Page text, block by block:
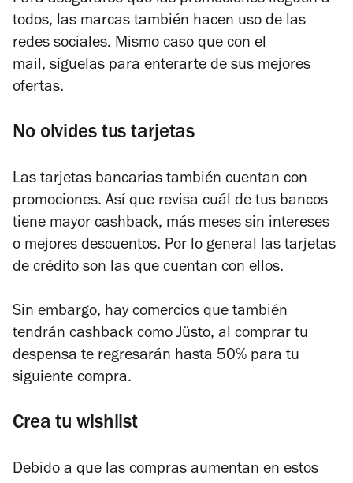
todos, las marcas también hacen uso de las
redes sociales. Mismo caso que con el
mail, síguelas para enterarte de sus mejores
ofertas.
No olvides tus tarjetas
Las tarjetas bancarias también cuentan con
promociones. Así que revisa cuál de tus bancos
tiene mayor cashback, más meses sin intereses
o mejores descuentos. Por lo general las tarjetas
de crédito son las que cuentan con ellos.
Sin embargo, hay comercios que también
tendrán cashback como Jüsto, al comprar tu
despensa te regresarán hasta 50% para tu
siguiente compra.
Crea tu wishlist
Debido a que las compras aumentan en estos